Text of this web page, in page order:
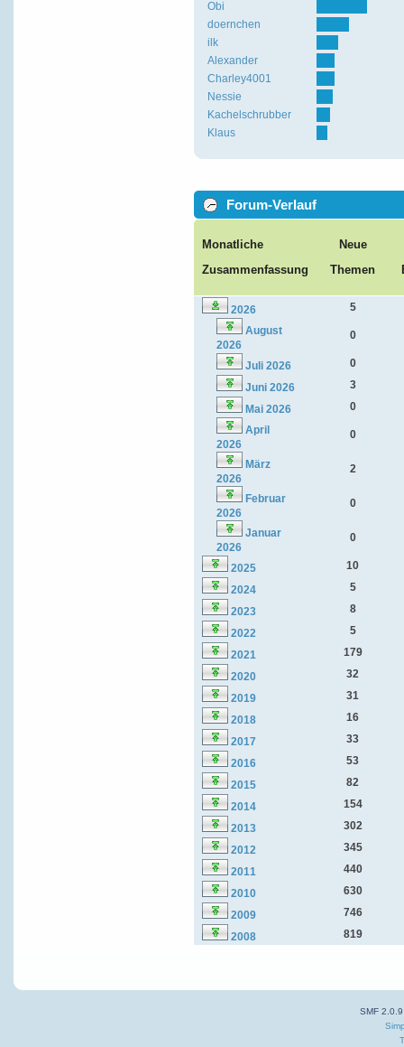
Obi
doernchen
ilk
Alexander
Charley4001
Nessie
Kachelschrubber
Klaus
Forum-Verlauf
Monatliche
Zusammenfassung
Neue
Themen
2026
5
August
2026
0
Juli 2026
0
Juni 2026
3
Mai 2026
0
April
2026
0
März
2026
2
Februar
2026
0
Januar
2026
0
2025
10
2024
5
2023
8
2022
5
2021
179
2020
32
2019
31
2018
16
2017
33
2016
53
2015
82
2014
154
2013
302
2012
345
2011
440
2010
630
2009
746
2008
819
SMF 2.0.9